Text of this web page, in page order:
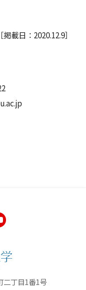
［掲載日：2020.12.9］
二丁目1番1号